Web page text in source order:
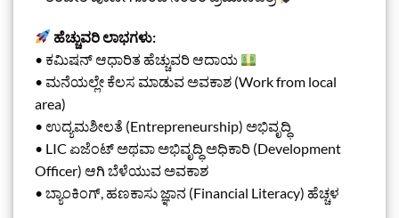
ಹೆಚ್ಚುವರಿ ಲಾಭಗಳು:
• ಕಮಿಷನ್ ಆಧಾರಿತ ಹೆಚ್ಚುವರಿ ಆದಾಯ
• ಮನೆಯಲ್ಲೇ ಕೆಲಸ ಮಾಡುವ ಅವಕಾಶ (Work from local
area)
• ಉದ್ಯಮಶೀಲತೆ (Entrepreneurship) ಅಭಿವೃದ್ಧಿ
• LIC ಏಜೆಂಟ್ ಅಥವಾ ಅಭಿವೃದ್ಧಿ ಅಧಿಕಾರಿ (Development
Officer) ಆಗಿ ಬೆಳೆಯುವ ಅವಕಾಶ
• ಬ್ಯಾಂಕಿಂಗ್, ಹಣಕಾಸು ಜ್ಞಾನ (Financial Literacy) ಹೆಚ್ಚಳ